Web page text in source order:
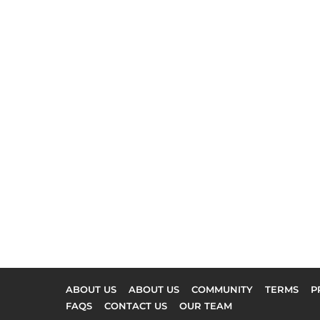
ABOUT US ABOUT US COMMUNITY TERMS
FAQS
CONTACT US OUR TEAM